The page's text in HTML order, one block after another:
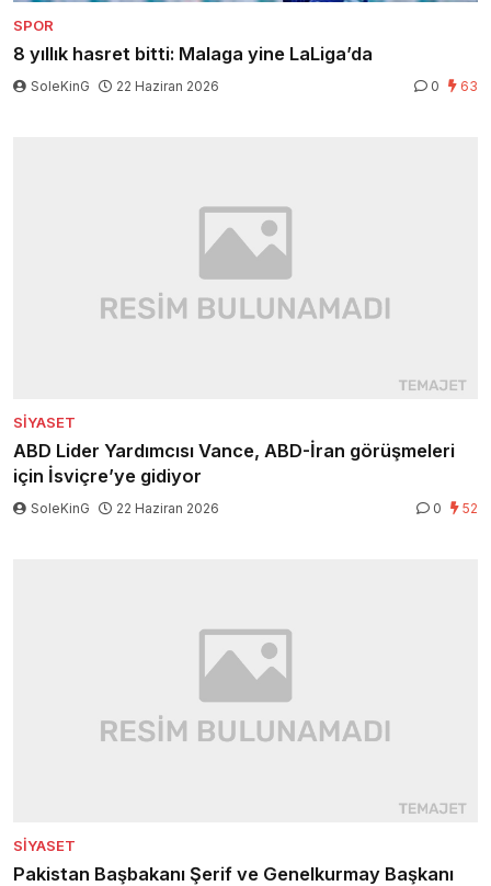
SPOR
8 yıllık hasret bitti: Malaga yine LaLiga’da
SoleKinG 22 Haziran 2026 0 63
SIYASET
ABD Lider Yardımcısı Vance, ABD-İran görüşmeleri
için İsviçre’ye gidiyor
SoleKinG 22 Haziran 2026 0 52
SIYASET
Pakistan Başbakanı Şerif ve Genelkurmay Başkanı